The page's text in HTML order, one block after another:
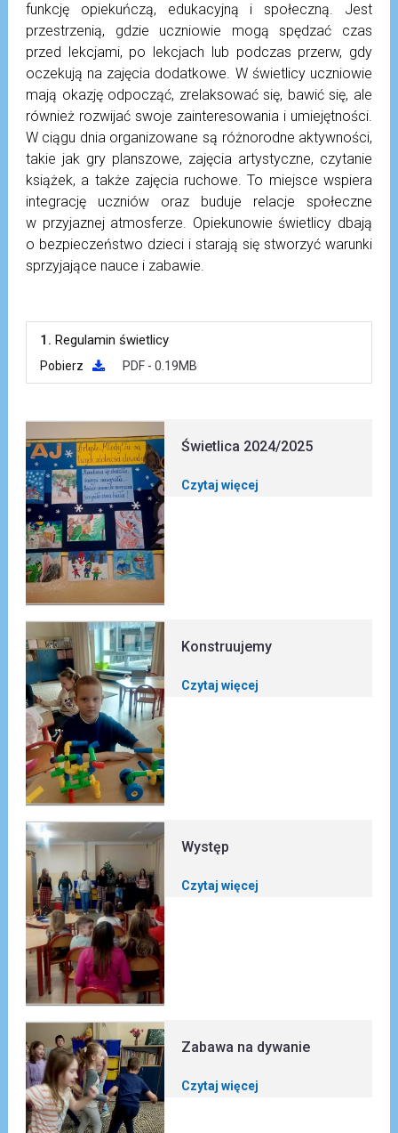
funkcję opiekuńczą, edukacyjną i społeczną. Jest
przestrzenią, gdzie uczniowie mogą spędzać czas
przed lekcjami, po lekcjach lub podczas przerw, gdy
oczekują na zajęcia dodatkowe. W świetlicy uczniowie
mają okazję odpocząć, zrelaksować się, bawić się, ale
również rozwijać swoje zainteresowania i umiejętności.
W ciągu dnia organizowane są różnorodne aktywności,
takie jak gry planszowe, zajęcia artystyczne, czytanie
książek, a także zajęcia ruchowe. To miejsce wspiera
integrację uczniów oraz buduje relacje społeczne
w przyjaznej atmosferze. Opiekunowie świetlicy dbają
o bezpieczeństwo dzieci i starają się stworzyć warunki
sprzyjające nauce i zabawie.
1. Regulamin świetlicy
Pobierz PDF - 0.19MB
Świetlica 2024/2025
Czytaj więcej
Konstruujemy
Czytaj więcej
Występ
Czytaj więcej
Zabawa na dywanie
Czytaj więcej